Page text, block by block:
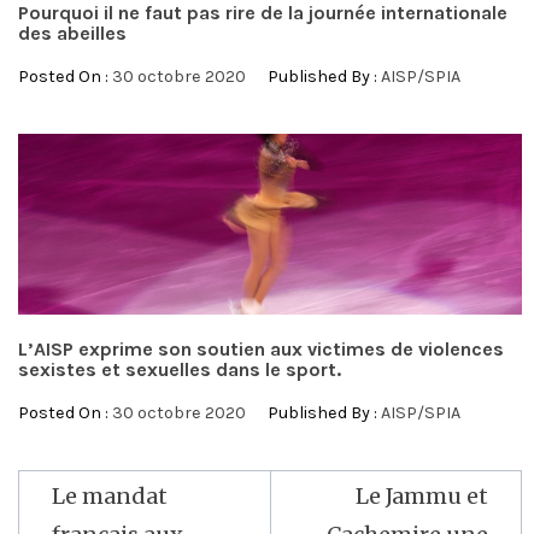
Pourquoi il ne faut pas rire de la journée internationale
des abeilles
Posted On : 30 octobre 2020 Published By : AISP/SPIA
L’AISP exprime son soutien aux victimes de violences
sexistes et sexuelles dans le sport.
Posted On : 30 octobre 2020 Published By : AISP/SPIA
Navigation
de
Le mandat
Le Jammu et